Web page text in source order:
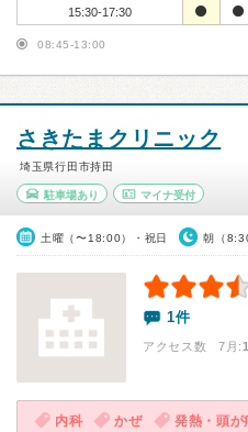
15:30-17:30
08:45-13:00
さきたまクリニック
埼玉県行田市持田
駐車場あり マイナ受付
土曜（〜18:00）・祝日 朝（
1件
アクセス数 7月:
内科 かぜ 発熱・頭が